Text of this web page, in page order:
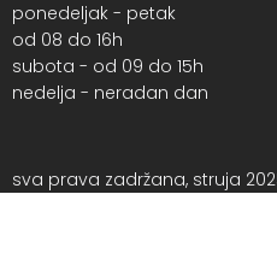
ponedeljak - petak
od 08 do 16h
subota - od 09 do 15h
nedelja - neradan dan
sva prava zadržana, struja